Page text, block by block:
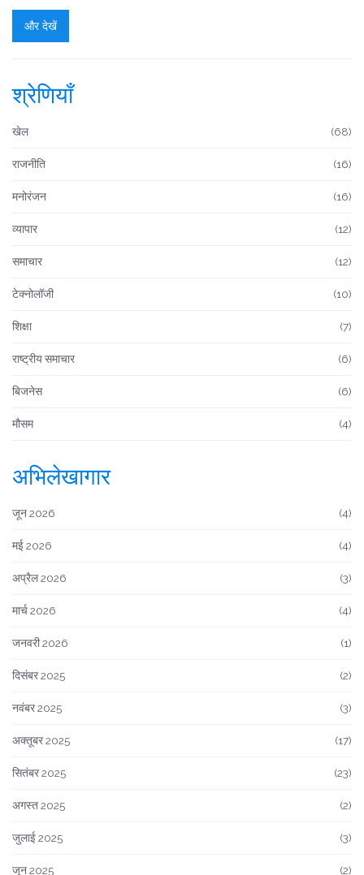
और देखें
श्रेणियाँ
खेल (68)
राजनीति (16)
मनोरंजन (16)
व्यापार (12)
समाचार (12)
टेक्नोलॉजी (10)
शिक्षा (7)
राष्ट्रीय समाचार (6)
बिजनेस (6)
मौसम (4)
अभिलेखागार
जून 2026 (4)
मई 2026 (4)
अप्रैल 2026 (3)
मार्च 2026 (4)
जनवरी 2026 (1)
दिसंबर 2025 (2)
नवंबर 2025 (3)
अक्तूबर 2025 (17)
सितंबर 2025 (23)
अगस्त 2025 (2)
जुलाई 2025 (3)
जून 2025 (2)